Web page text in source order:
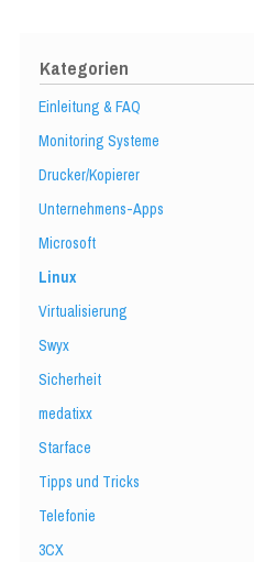
Kategorien
Einleitung & FAQ
Monitoring Systeme
Drucker/Kopierer
Unternehmens-Apps
Microsoft
Linux
Virtualisierung
Swyx
Sicherheit
medatixx
Starface
Tipps und Tricks
Telefonie
3CX